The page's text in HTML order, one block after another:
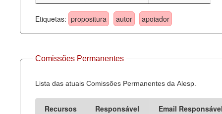
Agenda
Perguntas frequentes
Contato
Etiquetas: propositura autor apoiador
Comissões Permanentes
Lista das atuais Comissões Permanentes da Alesp.
Recursos Responsável
Email